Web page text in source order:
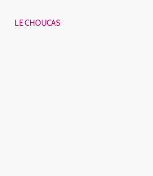
LE CHOUCAS